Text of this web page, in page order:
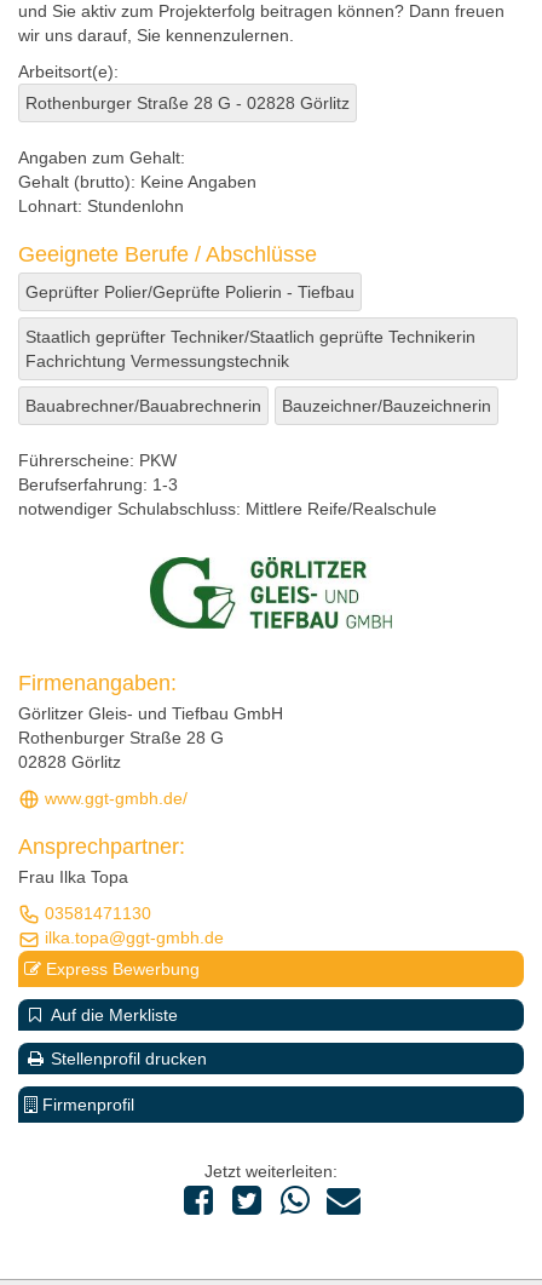
und Sie aktiv zum Projekterfolg beitragen können? Dann freuen
wir uns darauf, Sie kennenzulernen.
Arbeitsort(e):
Rothenburger Straße 28 G - 02828 Görlitz
Angaben zum Gehalt:
Gehalt (brutto): Keine Angaben
Lohnart: Stundenlohn
Geeignete Berufe / Abschlüsse
Geprüfter Polier/Geprüfte Polierin - Tiefbau
Staatlich geprüfter Techniker/Staatlich geprüfte Technikerin
Fachrichtung Vermessungstechnik
Bauabrechner/Bauabrechnerin Bauzeichner/Bauzeichnerin
Führerscheine: PKW
Berufserfahrung: 1-3
notwendiger Schulabschluss: Mittlere Reife/Realschule
Firmenangaben:
Görlitzer Gleis- und Tiefbau GmbH
Rothenburger Straße 28 G
02828 Görlitz
www.ggt-gmbh.de/
Ansprechpartner:
Frau Ilka Topa
03581471130
ilka.topa@ggt-gmbh.de
Express Bewerbung
Auf die Merkliste
Stellenprofil drucken
Firmenprofil
Jetzt weiterleiten: